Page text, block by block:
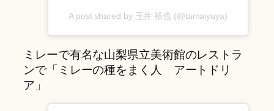
A post shared by 玉井 裕也 (@tamaiyuya)
ミレーで有名な山梨県立美術館のレストラ
ンで「ミレーの種をまく人 アートドリ
ア」